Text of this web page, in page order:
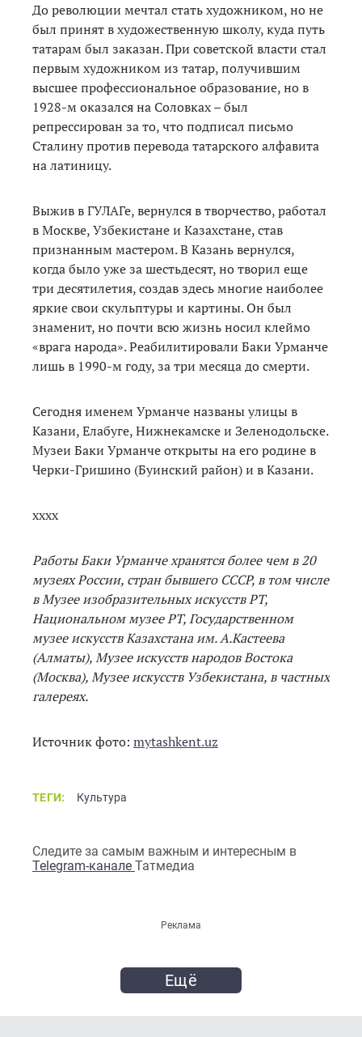
До революции мечтал стать художником, но не
был принят в художественную школу, куда путь
татарам был заказан. При советской власти стал
первым художником из татар, получившим
высшее профессиональное образование, но в
1928-м оказался на Соловках – был
репрессирован за то, что подписал письмо
Сталину против перевода татарского алфавита
на латиницу.
Выжив в ГУЛАГе, вернулся в творчество, работал
в Москве, Узбекистане и Казахстане, став
признанным мастером. В Казань вернулся,
когда было уже за шестьдесят, но творил еще
три десятилетия, создав здесь многие наиболее
яркие свои скульптуры и картины. Он был
знаменит, но почти всю жизнь носил клеймо
«врага народа». Реабилитировали Баки Урманче
лишь в 1990-м году, за три месяца до смерти.
Сегодня именем Урманче названы улицы в
Казани, Елабуге, Нижнекамске и Зеленодольске.
Музеи Баки Урманче открыты на его родине в
Черки-Гришино (Буинский район) и в Казани.
хххх
Работы Баки Урманче хранятся более чем в 20
музеях России, стран бывшего СССР, в том числе
в Музее изобразительных искусств РТ,
Национальном музее РТ, Государственном
музее искусств Казахстана им. А.Кастеева
(Алматы), Музее искусств народов Востока
(Москва), Музее искусств Узбекистана, в частных
галереях.
Источник фото: mytashkent.uz
ТЕГИ: Культура
Следите за самым важным и интересным в
Telegram-канале Татмедиа
Реклама
Ещё